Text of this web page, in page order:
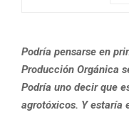
Podría pensarse en
Producción Orgánica
Podría uno decir que
agrotóxicos. Y estaría